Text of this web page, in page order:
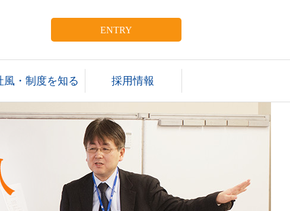
ENTRY
風・制度を知る 採用情報